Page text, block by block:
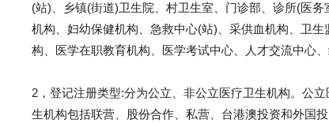
(站)、乡镇(街道)卫生院、村卫生室、门诊部、诊所(医
机构、妇幼保健机构、急救中心(站)、采供血机构、卫
构、医学在职教育机构、医学考试中心、人才交流中心
2，登记注册类型:分为公立、非公立医疗卫生机构。公
生机构包括联营、股份合作、私营、台港澳投资和外国投